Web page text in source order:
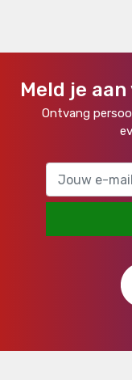
Meld je
Ontvang